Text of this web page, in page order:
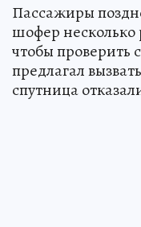
Пассажиры
шофер несколько
чтобы проверить
предлагал
спутница